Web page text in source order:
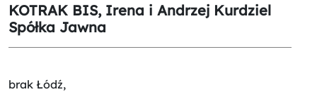
KOTRAK BIS, Irena i Andrzej Kurdziel
Spółka Jawna
brak Łódź,